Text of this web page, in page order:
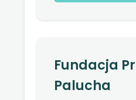
Fundacja
Palucha